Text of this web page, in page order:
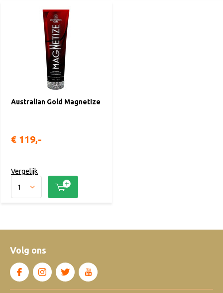
Australian Gold Magnetize
€ 119,-
Vergelijk
Volg ons